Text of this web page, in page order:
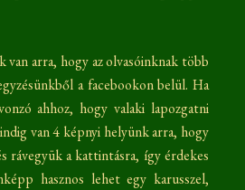
van arra, hogy az olvasóinknak több
a facebookon belül. Ha
ahhoz, hogy valaki lapozgatni
van 4 képnyi helyünk arra, hogy
rávegyük a kattintásra, így érdekes
hasznos lehet egy karusszel,